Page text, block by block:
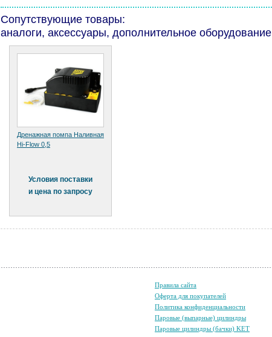
Сопутствующие товары:
аналоги, аксессуары, дополнительное оборудование
Дренажная помпа Наливная
Hi-Flow 0,5
Условия поставки
и цена по запросу
Правила сайта
Оферта для покупателей
Политика конфиденциальности
Паровые (выпарные) цилиндры
Паровые цилиндры (бачки) KET